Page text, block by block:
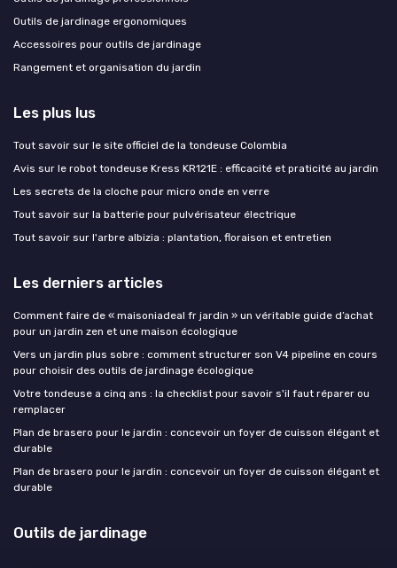
Outils de jardinage ergonomiques
Accessoires pour outils de jardinage
Rangement et organisation du jardin
Les plus lus
Tout savoir sur le site officiel de la tondeuse Colombia
Avis sur le robot tondeuse Kress KR121E : efficacité et praticité au jardin
Les secrets de la cloche pour micro onde en verre
Tout savoir sur la batterie pour pulvérisateur électrique
Tout savoir sur l'arbre albizia : plantation, floraison et entretien
Les derniers articles
Comment faire de « maisoniadeal fr jardin » un véritable guide d’achat
pour un jardin zen et une maison écologique
Vers un jardin plus sobre : comment structurer son V4 pipeline en cours
pour choisir des outils de jardinage écologique
Votre tondeuse a cinq ans : la checklist pour savoir s'il faut réparer ou
remplacer
Plan de brasero pour le jardin : concevoir un foyer de cuisson élégant et
durable
Plan de brasero pour le jardin : concevoir un foyer de cuisson élégant et
durable
Outils de jardinage